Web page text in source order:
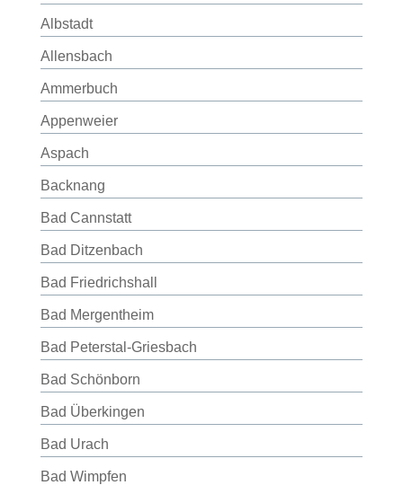
Albstadt
Allensbach
Ammerbuch
Appenweier
Aspach
Backnang
Bad Cannstatt
Bad Ditzenbach
Bad Friedrichshall
Bad Mergentheim
Bad Peterstal-Griesbach
Bad Schönborn
Bad Überkingen
Bad Urach
Bad Wimpfen